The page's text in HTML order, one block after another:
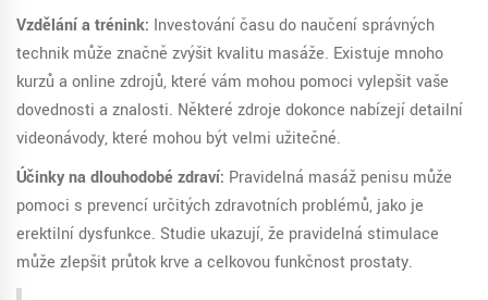
Vzdělání a trénink: Investování času do naučení správných
technik může značně zvýšit kvalitu masáže. Existuje mnoho
kurzů a online zdrojů, které vám mohou pomoci vylepšit vaše
dovednosti a znalosti. Některé zdroje dokonce nabízejí detailní
videonávody, které mohou být velmi užitečné.
Účinky na dlouhodobé zdraví: Pravidelná masáž penisu může
pomoci s prevencí určitých zdravotních problémů, jako je
erektilní dysfunkce. Studie ukazují, že pravidelná stimulace
může zlepšit průtok krve a celkovou funkčnost prostaty.